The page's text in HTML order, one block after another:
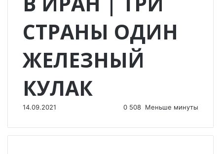
СТРАНЫ ОДИН
ЖЕЛЕЗНЫЙ
КУЛАК
14.09.2021 0 508 Меньше минуты